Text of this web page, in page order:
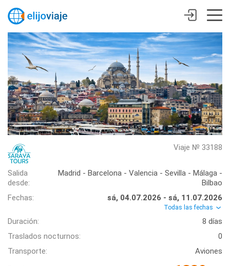
Viaje № 33188
Salida
desde:
Madrid - Barcelona - Valencia - Sevilla - Málaga -
Bilbao
Fechas:
sá, 04.07.2026 - sá, 11.07.2026
Todas las fechas
Duración:
8 días
Traslados nocturnos:
0
Transporte:
Aviones